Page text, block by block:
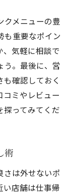
クメニューの豊
も重要なポイン
、気軽に相談で
う。最後に、営
確認しておく
コミやレビュー
探ってみてくだ
術
さは外せないポ
い店舗は仕事帰